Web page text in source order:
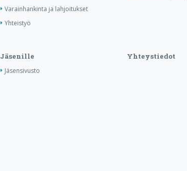
Varainhankinta ja lahjoitukset
Yhteistyö
Jäsenille
Jäsensivusto
Yhteystiedot